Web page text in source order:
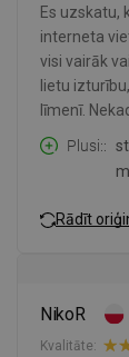
Es uzskatu,
interneta
visi vairāk
lietu
līmenī.
Plusi:
Rādīt
NikoR
Kvalitāte: